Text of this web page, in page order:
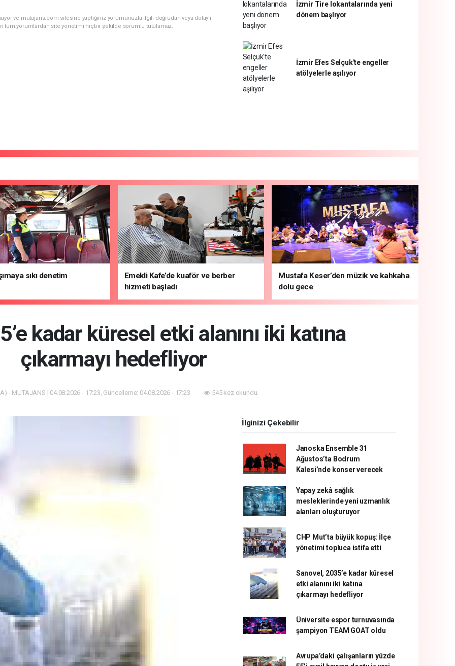
ve mutajans.com sitesine yaptığınız yorumunuzla ilgili doğrudan veya dolaylı
tüm yorumlardan site yönetimi hiçbir şekilde sorumlu tutulamaz.
İzmir Tire lokantalarında yeni
dönem başlıyor
İzmir Efes Selçuk'te engeller
atölyelerle aşılıyor
sıkı denetim
Emekli Kafe’de kuaför ve berber
hizmeti başladı
Mustafa Keser’den müzik ve kahkaha
dolu gece
kadar küresel etki alanını iki katına
çıkarmayı hedefliyor
- MUTAJANS | 04.08.2026 - 17:23, Güncelleme: 04.08.2026 - 17:23 545 kez okundu.
İlginizi Çekebilir
Janoska Ensemble 31
Ağustos’ta Bodrum
Kalesi’nde konser verecek
Yapay zekâ sağlık
mesleklerinde yeni uzmanlık
alanları oluşturuyor
CHP Mut’ta büyük kopuş: İlçe
yönetimi topluca istifa etti
Sanovel, 2035’e kadar küresel
etki alanını iki katına
çıkarmayı hedefliyor
Üniversite espor turnuvasında
şampiyon TEAM GOAT oldu
Avrupa’daki çalışanların yüzde